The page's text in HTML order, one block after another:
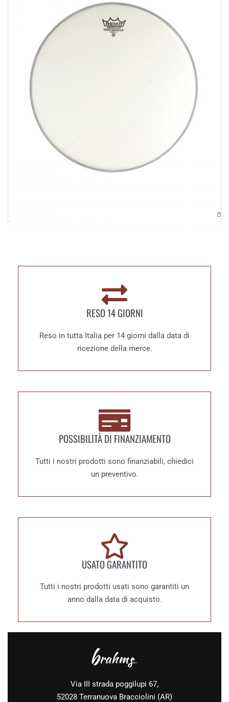
RESO 14 GIORNI
Reso in tutta Italia per 14 giorni dalla data di
ricezione della merce.
POSSIBILITÀ DI FINANZIAMENTO
Tutti i nostri prodotti sono finanziabili, chiedici
un preventivo.
USATO GARANTITO
Tutti i nostri prodotti usati sono garantiti un
anno dalla data di acquisto.
Via III strada poggilupi 67,
52028 Terranuova Bracciolini (AR)